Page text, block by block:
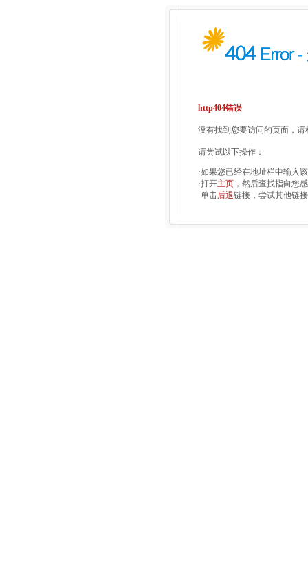
http404错误
没有找到您要访问的页面，
请尝试以下操作：
·如果您已经在地址栏中输入
·打开主页 ，然后查找指向您
·单击后退链接，尝试其他链